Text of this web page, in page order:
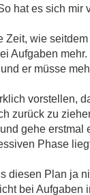
hat es sich mir
wie
Aufgaben
er müsse
vorstellen,
zurück zu
gehe
Phase
diesen Plan ja
bei